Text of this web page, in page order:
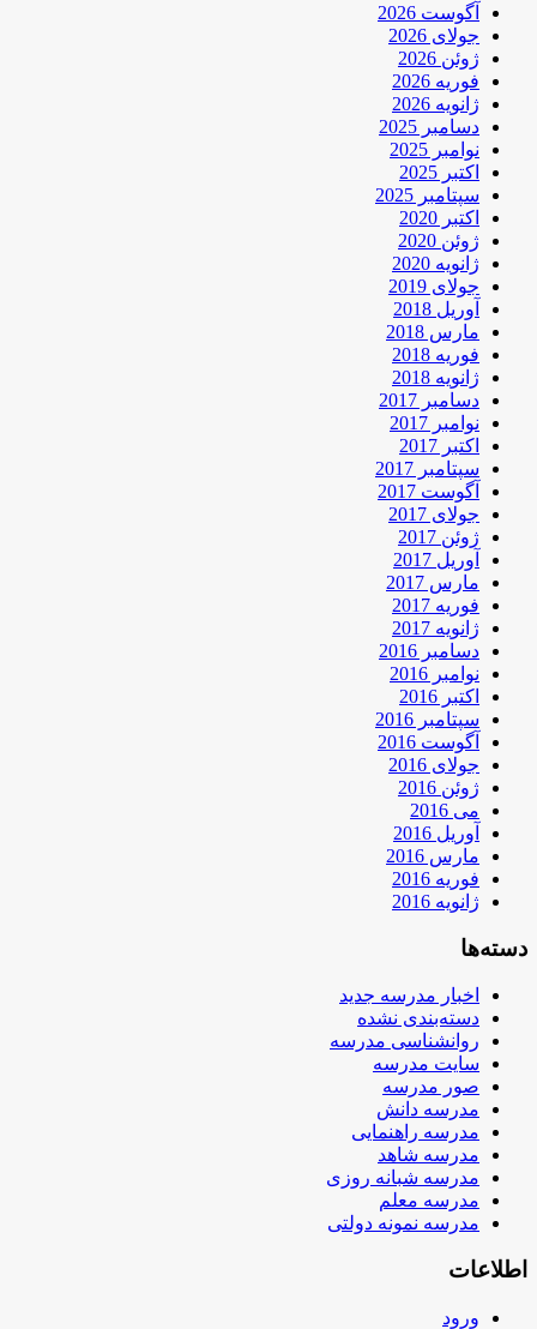
آگوست 2026
جولای 2026
ژوئن 2026
فوریه 2026
ژانویه 2026
دسامبر 2025
نوامبر 2025
اکتبر 2025
سپتامبر 2025
اکتبر 2020
ژوئن 2020
ژانویه 2020
جولای 2019
آوریل 2018
مارس 2018
فوریه 2018
ژانویه 2018
دسامبر 2017
نوامبر 2017
اکتبر 2017
سپتامبر 2017
آگوست 2017
جولای 2017
ژوئن 2017
آوریل 2017
مارس 2017
فوریه 2017
ژانویه 2017
دسامبر 2016
نوامبر 2016
اکتبر 2016
سپتامبر 2016
آگوست 2016
جولای 2016
ژوئن 2016
می 2016
آوریل 2016
مارس 2016
فوریه 2016
ژانویه 2016
دسته‌ها
اخبار مدرسه جدید
دسته‌بندی نشده
روانشناسی مدرسه
سایت مدرسه
صور مدرسه
مدرسه دانش
مدرسه راهنمایی
مدرسه شاهد
مدرسه شبانه روزی
مدرسه معلم
مدرسه نمونه دولتی
اطلاعات
ورود